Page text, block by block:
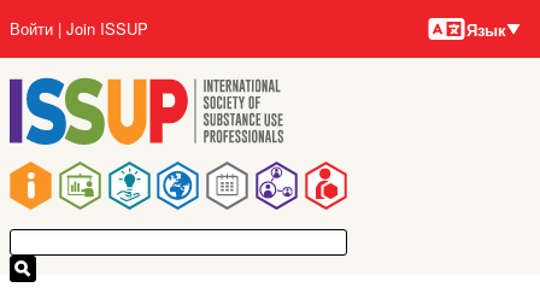
основному
содержанию
Main
navigation
User
account
menu
Войти Join ISSUP Языки
Язык